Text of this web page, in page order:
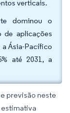
verticais.
dominou o
de aplicações
a Ásia-Pacífico
até 2031, a
previsão neste
estimativa